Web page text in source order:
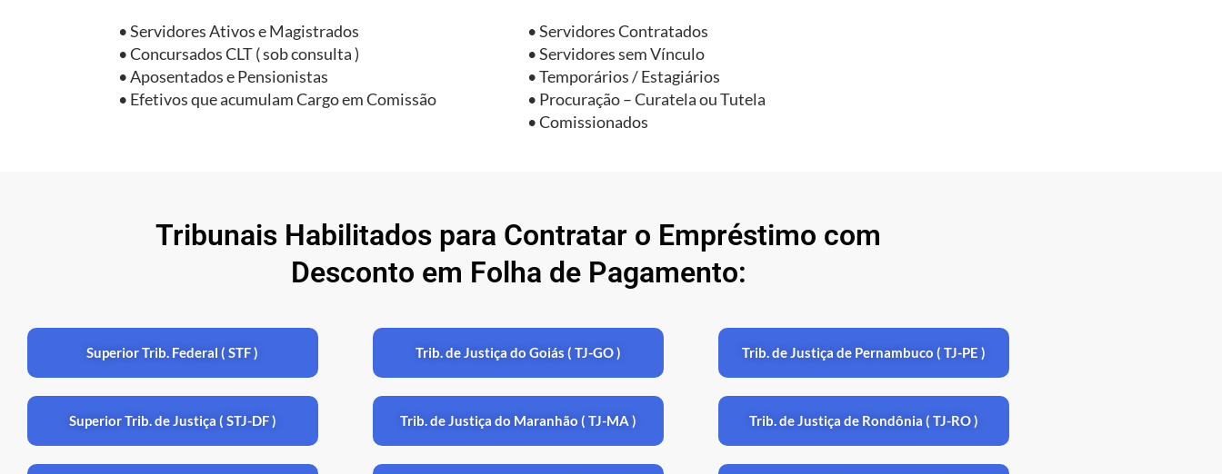
• Servidores Ativos e Magistrados
• Concursados CLT ( sob consulta )
• Aposentados e Pensionistas
• Efetivos que acumulam Cargo em Comissão
• Servidores Contratados
• Servidores sem Vínculo
• Temporários / Estagiários
• Procuração – Curatela ou Tutela
• Comissionados
Tribunais Habilitados para Contratar o Empréstimo com
Desconto em Folha de Pagamento:
Superior Trib. Federal ( STF )
Superior Trib. de Justiça ( STJ-DF )
Trib. de Justiça do Goiás ( TJ-GO )
Trib. de Justiça do Maranhão ( TJ-MA )
Trib. de Justiça de Pernambuco ( TJ-PE )
Trib. de Justiça de Rondônia ( TJ-RO )